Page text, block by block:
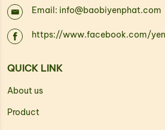
Email: info@baobiyenphat.com
https://www.facebook.com/
QUICK LINK
About us
Product